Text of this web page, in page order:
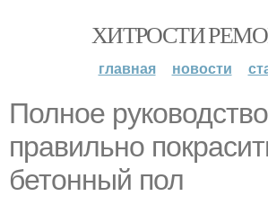
ХИТРОСТИ
главная новости
Полное
правильно
бетонный пол